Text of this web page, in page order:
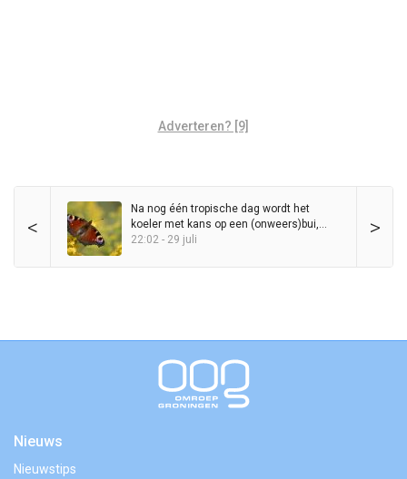
Adverteren? [9]
< >
Na nog één tropische dag wordt het
koeler met kans op een (onweers)bui,
maar zomer blijft in het zadel
22:02 - 29 juli
Nieuws
Nieuwstips